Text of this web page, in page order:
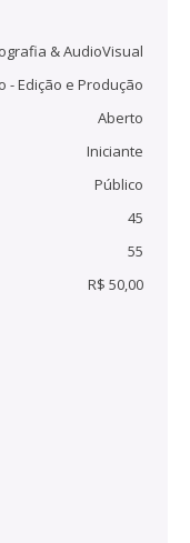
& AudioVisual
- Edição e Produção
Aberto
Iniciante
Público
45
55
R$ 50,00